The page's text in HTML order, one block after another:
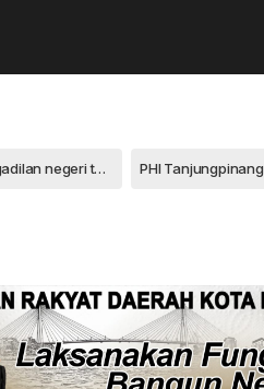
pengadilan negeri tanjungpinang PHI Tanjungpinang